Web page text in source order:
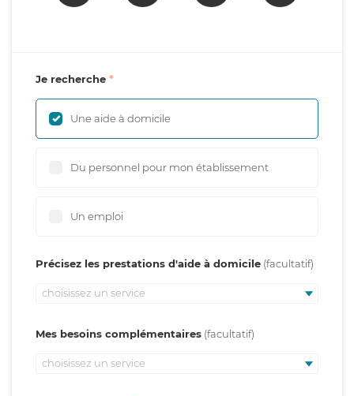
Je recherche
Une aide à domicile
Du personnel pour mon établissement
Un emploi
Précisez les prestations d'aide à domicile
choisissez un service
Mes besoins complémentaires
choisissez un service